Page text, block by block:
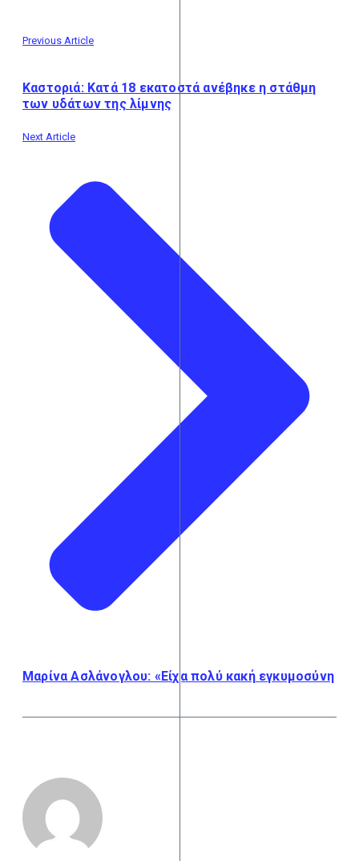
Previous Article
Καστοριά: Κατά 18 εκατοστά ανέβηκε η στάθμη
των υδάτων της λίμνης
Next Article
Μαρίνα Ασλάνογλου: «Είχα πολύ κακή εγκυμοσύνη